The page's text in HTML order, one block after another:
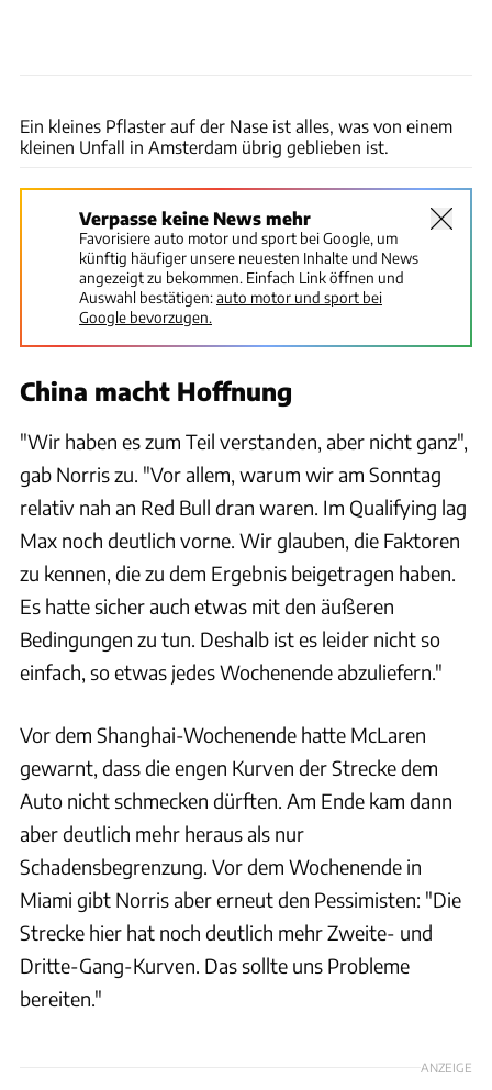
Ein kleines Pflaster auf der Nase ist alles, was von einem
kleinen Unfall in Amsterdam übrig geblieben ist.
Verpasse keine News mehr
Favorisiere auto motor und sport bei Google, um
künftig häufiger unsere neuesten Inhalte und News
angezeigt zu bekommen. Einfach Link öffnen und
Auswahl bestätigen:auto motor und sport bei
Google bevorzugen.
China macht Hoffnung
"Wir haben es zum Teil verstanden, aber nicht ganz",
gab Norris zu. "Vor allem, warum wir am Sonntag
relativ nah an Red Bull dran waren. Im Qualifying lag
Max noch deutlich vorne. Wir glauben, die Faktoren
zu kennen, die zu dem Ergebnis beigetragen haben.
Es hatte sicher auch etwas mit den äußeren
Bedingungen zu tun. Deshalb ist es leider nicht so
einfach, so etwas jedes Wochenende abzuliefern."
Vor dem Shanghai-Wochenende hatte McLaren
gewarnt, dass die engen Kurven der Strecke dem
Auto nicht schmecken dürften. Am Ende kam dann
aber deutlich mehr heraus als nur
Schadensbegrenzung. Vor dem Wochenende in
Miami gibt Norris aber erneut den Pessimisten: "Die
Strecke hier hat noch deutlich mehr Zweite- und
Dritte-Gang-Kurven. Das sollte uns Probleme
bereiten."
ANZEIGE